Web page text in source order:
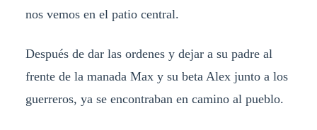
nos vemos en el patio central.
Después de dar las ordenes y dejar a su padre al
frente de la manada Max y su beta Alex junto a los
guerreros, ya se encontraban en camino al pueblo.